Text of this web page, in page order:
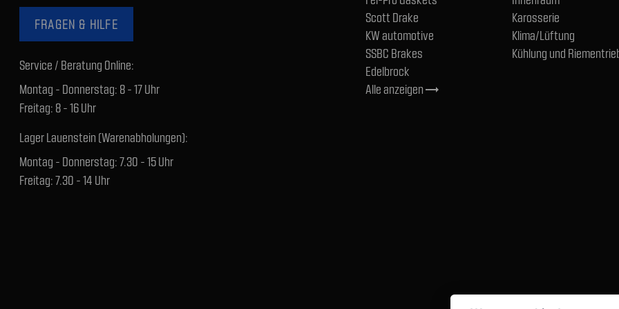
FRAGEN & HILFE
Service / Beratung Online:
Montag - Donnerstag: 8 - 17 Uhr
Freitag: 8 - 16 Uhr
Lager Lauenstein (Warenabholungen):
Montag - Donnerstag: 7.30 - 15 Uhr
Freitag: 7.30 - 14 Uhr
Scott Drake
KW automotive
SSBC Brakes
Edelbrock
Alle anzeigentrending_flat
Karosserie
Klima/Lüftung
Kühlung und